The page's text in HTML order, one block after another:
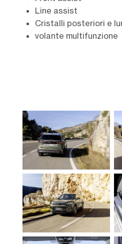
Line assist
Cristalli posteriori e
volante multifunzione